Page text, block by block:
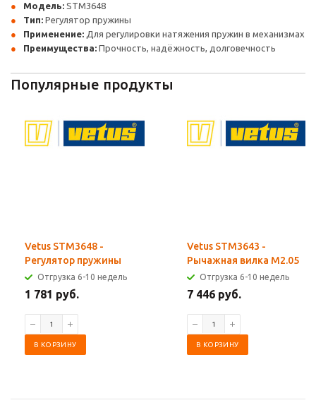
Модель: STM3648
Тип: Регулятор пружины
Применение: Для регулировки натяжения пружин в механизмах
Преимущества: Прочность, надёжность, долговечность
Популярные продукты
Vetus STM3648 -
Регулятор пружины
Отгрузка 6-10 недель
1 781 руб.
В КОРЗИНУ
Vetus STM3643 -
Рычажная вилка M2.05
Отгрузка 6-10 недель
7 446 руб.
В КОРЗИНУ